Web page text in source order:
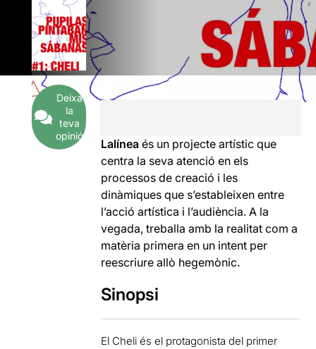
Deixa
la
teva
opinió
Lalínea és un projecte artístic que
centra la seva atenció en els
processos de creació i les
dinàmiques que s’estableixen entre
l’acció artística i l’audiència. A la
vegada, treballa amb la realitat com a
matèria primera en un intent per
reescriure allò hegemònic.
Sinopsi
El Cheli és el protagonista del primer